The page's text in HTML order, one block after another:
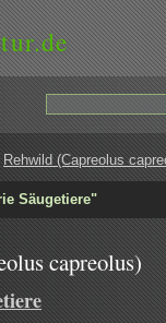
Rehwild (Capreolus
Säugetiere"
capreolus)